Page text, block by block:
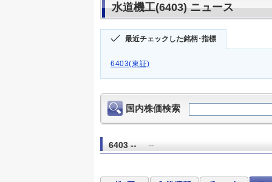
水道機工(6403) ニュース
最近チェックした銘柄･指標
6403(東証)